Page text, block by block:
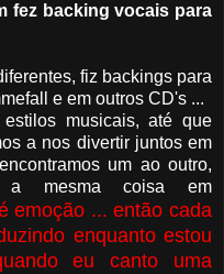
fez backing vocais para
fiz backings para
e em outros CD's ...
musicais, até que
a nos divertir juntos em
um ao outro,
a mesma coisa em
emoção ... então cada
enquanto estou
eu canto uma